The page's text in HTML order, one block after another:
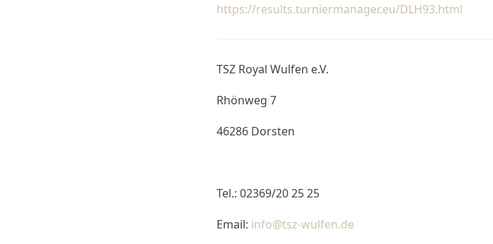
https://results.turniermanager.eu/DLH93.html
TSZ Royal Wulfen e.V.
Rhönweg 7
46286 Dorsten
Tel.: 02369/20 25 25
Email: info@tsz-wulfen.de